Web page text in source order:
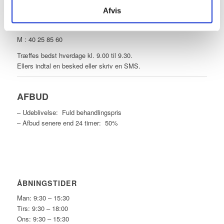
Afvis
TELEFONTID
M : 40 25 85 60
Træffes bedst hverdage kl. 9.00 til 9.30.
Ellers indtal en besked eller skriv en SMS.
AFBUD
– Udeblivelse: Fuld behandlingspris
– Afbud senere end 24 timer: 50%
ÅBNINGSTIDER
Man: 9:30 – 15:30
Tirs: 9:30 – 18:00
Ons: 9:30 – 15:30